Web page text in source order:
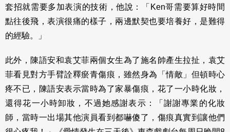
套招就需要多加表演的技術，他說：「Ken哥需要算好時間
點往後飛，表演很痛的樣子，兩邊默契也要培養好，是難得
的經驗。」
此外，陳語安和袁艾菲兩個女生為了施名帥產生拉扯，袁艾
菲看見對方手臂詮釋瘀青傷痕，雖然身為「情敵」但頓時心
疼不已，陳語安表示當時為了家暴傷痕，花了一小時化妝，
還得花一小時卸妝，不過她感謝表示：「謝謝專業的化妝
師，當時一出場其他演員看到都嚇傻了，傷痕真實到讓他們